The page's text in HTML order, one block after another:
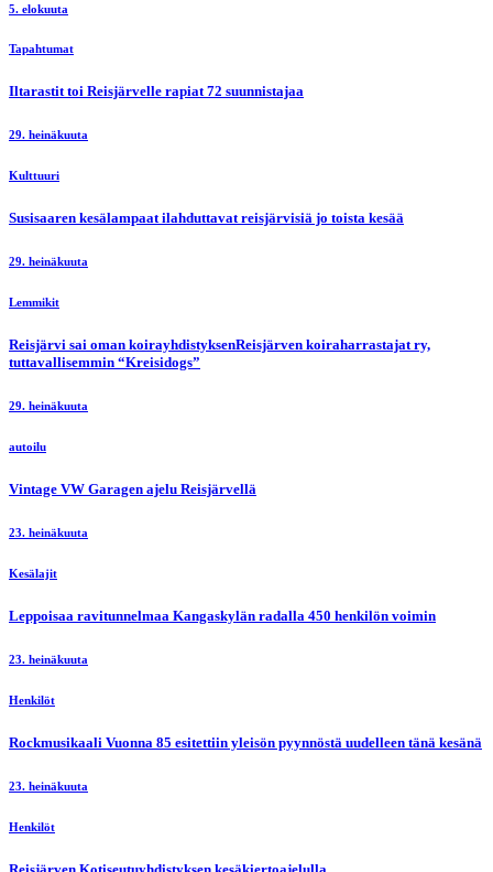
5. elokuuta
Tapahtumat
Iltarastit toi Reisjärvelle rapiat 72 suunnistajaa
29. heinäkuuta
Kulttuuri
Susisaaren kesälampaat ilahduttavat reisjärvisiä jo toista kesää
29. heinäkuuta
Lemmikit
Reisjärvi sai oman koirayhdistyksenReisjärven koiraharrastajat ry,
tuttavallisemmin “Kreisidogs”
29. heinäkuuta
autoilu
Vintage VW Garagen ajelu Reisjärvellä
23. heinäkuuta
Kesälajit
Leppoisaa ravitunnelmaa Kangaskylän radalla 450 henkilön voimin
23. heinäkuuta
Henkilöt
Rockmusikaali Vuonna 85 esitettiin yleisön pyynnöstä uudelleen tänä kesänä
23. heinäkuuta
Henkilöt